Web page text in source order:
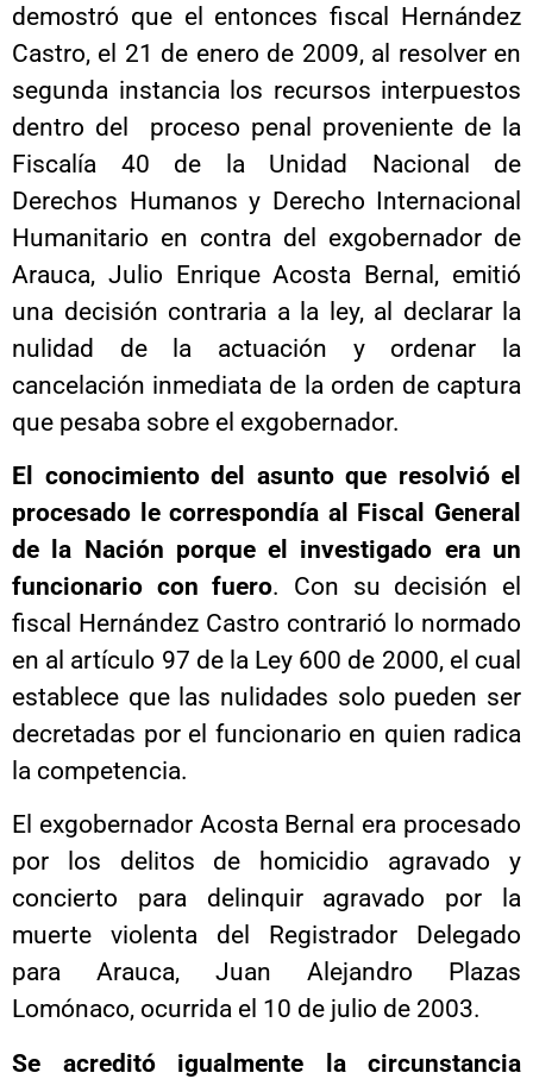
demostró que el entonces fiscal Hernández
Castro, el 21 de enero de 2009, al resolver en
segunda instancia los recursos interpuestos
dentro del proceso penal proveniente de la
Fiscalía 40 de la Unidad Nacional de
Derechos Humanos y Derecho Internacional
Humanitario en contra del exgobernador de
Arauca, Julio Enrique Acosta Bernal, emitió
una decisión contraria a la ley, al declarar la
nulidad de la actuación y ordenar la
cancelación inmediata de la orden de captura
que pesaba sobre el exgobernador.
El conocimiento del asunto que resolvió el
procesado le correspondía al Fiscal General
de la Nación porque el investigado era un
funcionario con fuero. Con su decisión el
fiscal Hernández Castro contrarió lo normado
en al artículo 97 de la Ley 600 de 2000, el cual
establece que las nulidades solo pueden ser
decretadas por el funcionario en quien radica
la competencia.
El exgobernador Acosta Bernal era procesado
por los delitos de homicidio agravado y
concierto para delinquir agravado por la
muerte violenta del Registrador Delegado
para Arauca, Juan Alejandro Plazas
Lomónaco, ocurrida el 10 de julio de 2003.
Se acreditó igualmente la circunstancia